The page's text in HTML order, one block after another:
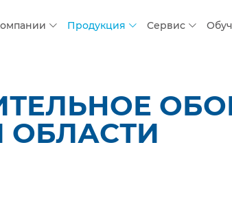
Продукция Сервис
ОБЛАСТИ